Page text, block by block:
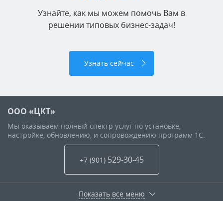
Узнайте, как мы можем помочь Вам в
решении типовых бизнес-задач!
Узнать сейчас
ООО «ЦКТ»
Мы оказываем полный спектр услуг по установке,
настройке, обновлению, и сопровождению программ 1С.
+7 (901) 529-30-45
Показать все меню